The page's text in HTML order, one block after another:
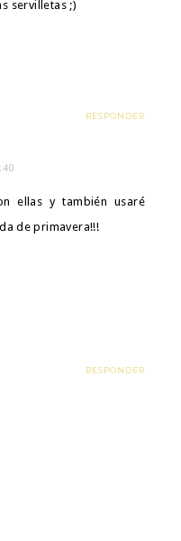
servilletas ;)
RESPONDER
ellas y también usaré
de primavera!!!
RESPONDER